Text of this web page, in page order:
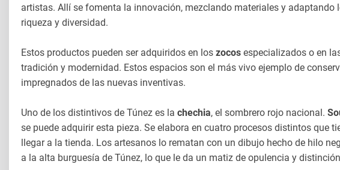
artistas. Allí se fomenta la innovación, mezclando materiales y
riqueza y diversidad.
Estos productos pueden ser adquiridos en los zocos especializados o en
tradición y modernidad. Estos espacios son el más vivo ejemplo de
impregnados de las nuevas inventivas.
Uno de los distintivos de Túnez es la chechia, el sombrero rojo nacional.
se puede adquirir esta pieza. Se elabora en cuatro procesos distintos que
llegar a la tienda. Los artesanos lo rematan con un dibujo hecho de hilo
a la alta burguesía de Túnez, lo que le da un matiz de opulencia y